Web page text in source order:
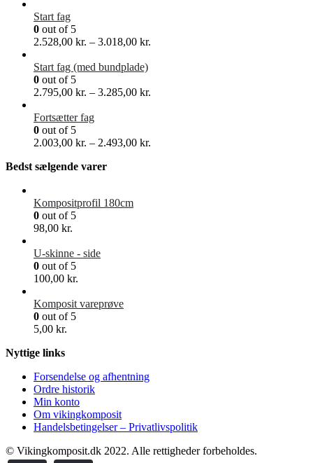
Start fag
0 out of 5
2.528,00 kr. – 3.018,00 kr.
Start fag (med bundplade)
0 out of 5
2.795,00 kr. – 3.285,00 kr.
Fortsætter fag
0 out of 5
2.003,00 kr. – 2.493,00 kr.
Bedst sælgende varer
Kompositprofil 180cm
0 out of 5
98,00 kr.
U-skinne - side
0 out of 5
100,00 kr.
Komposit vareprøve
0 out of 5
5,00 kr.
Nyttige links
Forsendelse og afhentning
Ordre historik
Min konto
Om vikingkomposit
Handelsbetingelser – Privatlivspolitik
© Vikingkomposit.dk 2022. Alle rettigheder forbeholdes.